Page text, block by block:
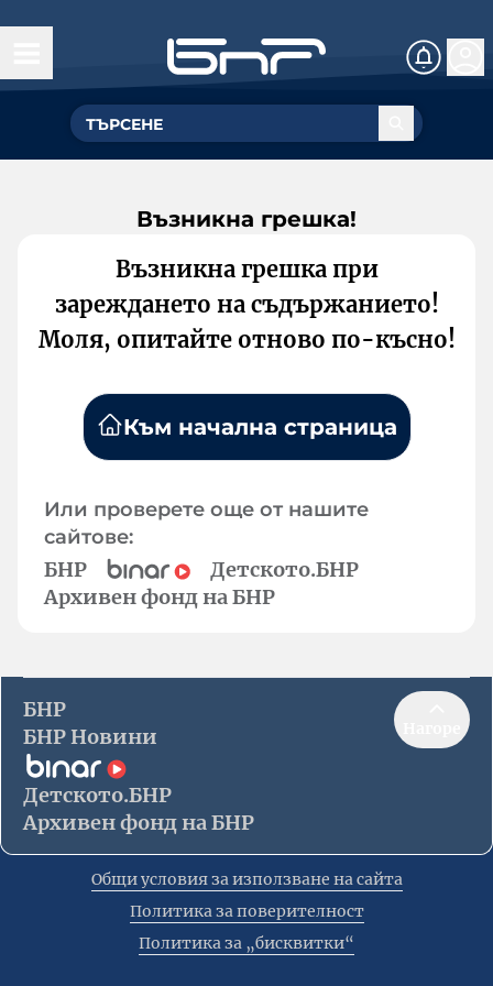
Възникна грешка!
Възникна грешка при
зареждането на съдържанието!
Моля, опитайте отново по-късно!
Към начална страница
Или проверете още от нашите
сайтове:
БНР
Детското.БНР
Архивен фонд на БНР
БНР
БНР Новини
Детското.БНР
Архивен фонд на БНР
Общи условия за използване на сайта
Политика за поверителност
Политика за „бисквитки“